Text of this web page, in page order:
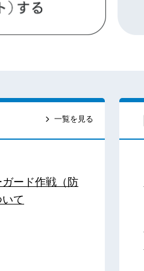
一覧を見る
ード作戦（防
て